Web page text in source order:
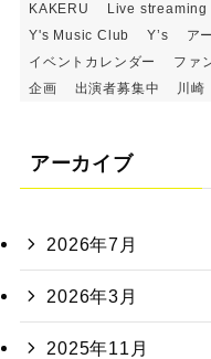
KAKERU Live streaming
Y's Music Club
Y’s ア
イベントカレンダー
ファ
企画
出演者募集中 川崎
アーカイブ
2026年7月
2026年3月
2025年11月